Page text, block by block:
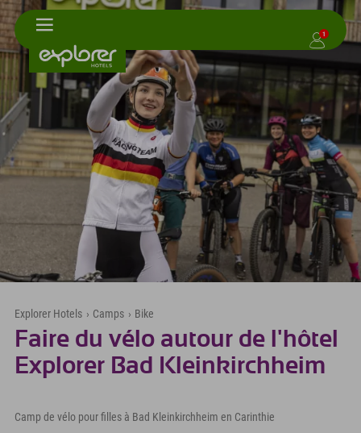
1
Explorer Hotels › Camps › Bike
Faire du vélo autour de l'hôtel
Explorer Bad Kleinkirchheim
Camp de vélo pour filles à Bad Kleinkirchheim en Carinthie